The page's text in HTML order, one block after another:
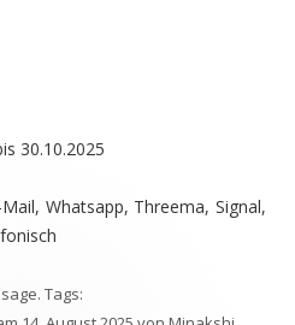
30.10.2025
Whatsapp, Threema, Signal,
. Tags: